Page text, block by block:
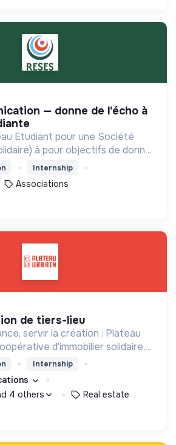
Etudiant pour une Société
à pour objectifs de donner
étudiant pour en faire un
!
Internship
Associations
de tiers-lieu
servir la création : Plateau
d'immobilier solidaire,
le montage et la gestion
de bâtiments vacants
Internship
4 others
Real estate